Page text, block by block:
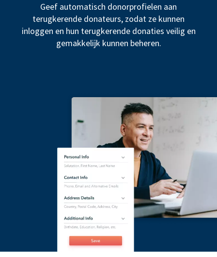
Geef automatisch donorprofielen aan
terugkerende donateurs, zodat ze kunnen
inloggen en hun terugkerende donaties veilig en
gemakkelijk kunnen beheren.